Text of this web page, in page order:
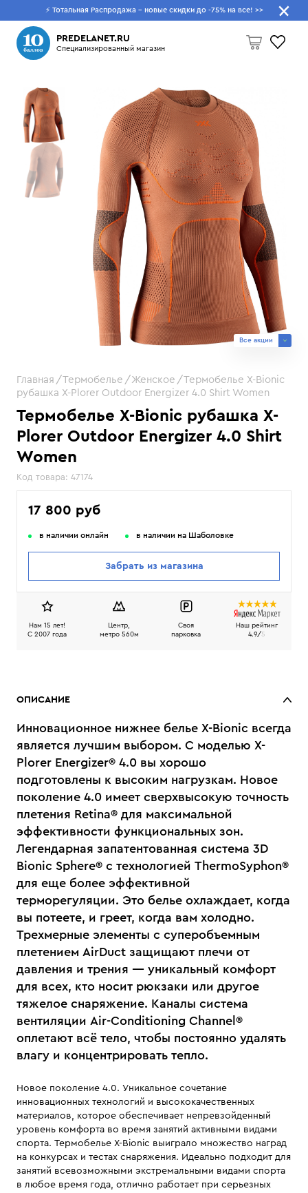
⚡ Тотальная Распродажа - новые скидки до -75% на все! >>
PREDELANET.RU
Специализированный магазин
Пусто
Что будем искать?
Термобелье X-Bionic рубашка X-
Plorer Outdoor Energizer 4.0 Shirt
Women
Код товара: 47174
Все акции
Главная Термобелье Женское
Термобелье X-Bionic
рубашка X-Plorer Outdoor Energizer 4.0 Shirt Women
17 800 руб
в наличии онлайн в наличии на Шаболовке
Забрать из магазина
Нам 15 лет!
C 2007 года
Центр,
метро 560м
Своя
парковка
Наш рейтинг
4.9/5
ОПИСАНИЕ
Инновационное нижнее белье X-Bionic всегда
является лучшим выбором. С моделью X-
Plorer Energizer® 4.0 вы хорошо
подготовлены к высоким нагрузкам. Новое
поколение 4.0 имеет сверхвысокую точность
плетения Retina® для максимальной
эффективности функциональных зон.
Легендарная запатентованная система 3D
Bionic Sphere® с технологией ThermoSyphon®
для еще более эффективной
терморегуляции. Это белье охлаждает, когда
вы потеете, и греет, когда вам холодно.
Трехмерные элементы с суперобъемным
плетением AirDuct защищают плечи от
давления и трения — уникальный комфорт
для всех, кто носит рюкзаки или другое
тяжелое снаряжение. Каналы система
вентиляции Air-Conditioning Channel®
оплетают всё тело, чтобы постоянно удалять
влагу и концентрировать тепло.
Новое поколение 4.0. Уникальное сочетание
инновационных технологий и высококачественных
материалов, которое обеспечивает непревзойденный
уровень комфорта во время занятий активными видами
спорта. Термобелье X-Bionic выиграло множество наград
на конкурсах и тестах снаряжения. Идеально подходит для
занятий всевозможными экстремальными видами спорта
в любое время года, отлично работает при серьезных